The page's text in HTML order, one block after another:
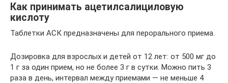
Как принимать ацетилсалициловую
кислоту
Таблетки АСК предназначены для перорального приема.
Дозировка для взрослых и детей от 12 лет: от 500 мг до
1 г за один прием, но не более 3 г в сутки. Можно пить 3
раза в день, интервал между приемами — не меньше 4